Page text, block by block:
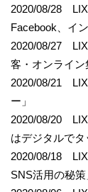
2020/08/28
Facebook、イ
2020/08/27
客・オンライン
2020/08/21
ー」
2020/08/20
はデジタルでタ
2020/08/18
SNS活用の秘策